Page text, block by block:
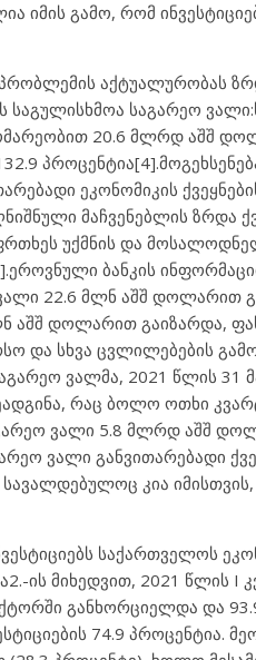
იმის გამო, რომ
პრობლემის აქტუალურობას
საგულისხმოა საგარეო
20.6 მლრდ აშშ
ეკონომიკის
მაჩვენებლის ზრდა
უქმნის და
ბანკის
22.6 მლნ აშშ დოლარით
აშშ დოლარით გაიზარდა,
და სხვა ცვლილებების
ვალმა, 2021 წლის
რაც ბოლო ოთხი
ვალი 5.8 მლრდ აშშ
ვალი განვითარებადი
სავალდებულოც კია
საქართველოს
ის მიხედვით, 2021 წლის I
განხორციელდა და
74.9 პროცენტია.